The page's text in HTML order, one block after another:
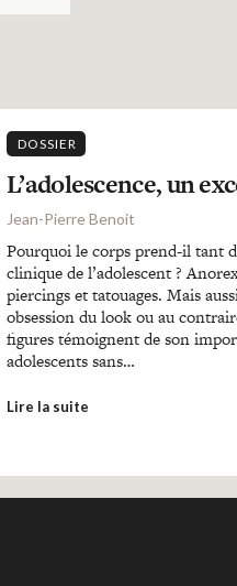
DOSSIER
L’adolescence, un
Jean-Pierre Benoit
Pourquoi le corps prend-il tant
clinique de l’adolescent ?
piercings et tatouages. Mais
obsession du look ou au
figures témoignent de son
adolescents sans…
Lire la suite